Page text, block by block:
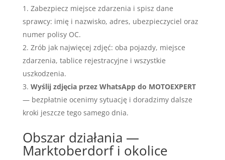
Zabezpiecz miejsce zdarzenia i spisz dane
sprawcy: imię i nazwisko, adres, ubezpieczyciel oraz
numer polisy OC.
Zrób jak najwięcej zdjęć: oba pojazdy, miejsce
zdarzenia, tablice rejestracyjne i wszystkie
uszkodzenia.
Wyślij zdjęcia przez WhatsApp do MOTOEXPERT
— bezpłatnie ocenimy sytuację i doradzimy dalsze
kroki jeszcze tego samego dnia.
Obszar działania —
Marktoberdorf i okolice